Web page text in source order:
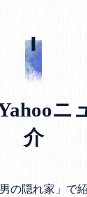
ニ
介
の隠れ家」で